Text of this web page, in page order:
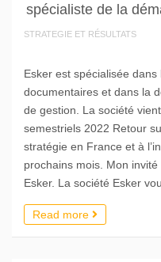
spécialiste de la
STRATEGIE ET RÉSULTATS
Esker est spécialisée
documentaires et dans la
de gestion. La société
semestriels 2022 Retour
stratégie en France et à
prochains mois. Mon
Esker. La société Esker
Read more